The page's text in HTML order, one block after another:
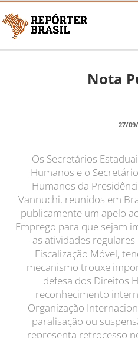
Nota
27/
Os Secretários
Humanos e o
Humanos da
Vannuchi, reunidos em
publicamente um apelo
Emprego para que sejam
as atividades
Fiscalização Móvel,
mecanismo trouxe
defesa dos Direitos
reconhecimento
Organização
paralisação ou
representa retrocesso